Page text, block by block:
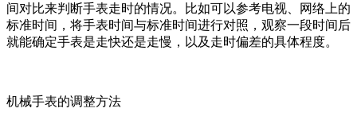
间对比来判断手表走时的情况。比如可以参考电视、网络上的
标准时间，将手表时间与标准时间进行对照，观察一段时间后
就能确定手表是走快还是走慢，以及走时偏差的具体程度。
机械手表的调整方法